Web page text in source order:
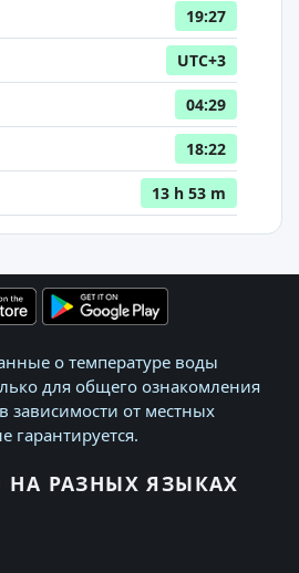
19:27
UTC+3
04:29
18:22
13 h 53 m
о температуре воды
для общего ознакомления
зависимости от местных
гарантируется.
РАЗНЫХ ЯЗЫКАХ